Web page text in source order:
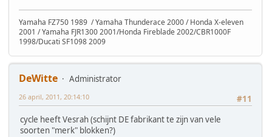
Yamaha FZ750 1989 / Yamaha Thunderace 2000 / Honda X-eleven
2001 / Yamaha FJR1300 2001/Honda Fireblade 2002/CBR1000F
1998/Ducati SF1098 2009
DeWitte
Administrator
#11
26 april, 2011, 20:14:10
cycle heeft Vesrah (schijnt DE fabrikant te zijn van vele
soorten "merk" blokken?)